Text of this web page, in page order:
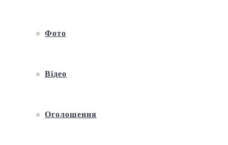
Фото
Відео
Оголошення